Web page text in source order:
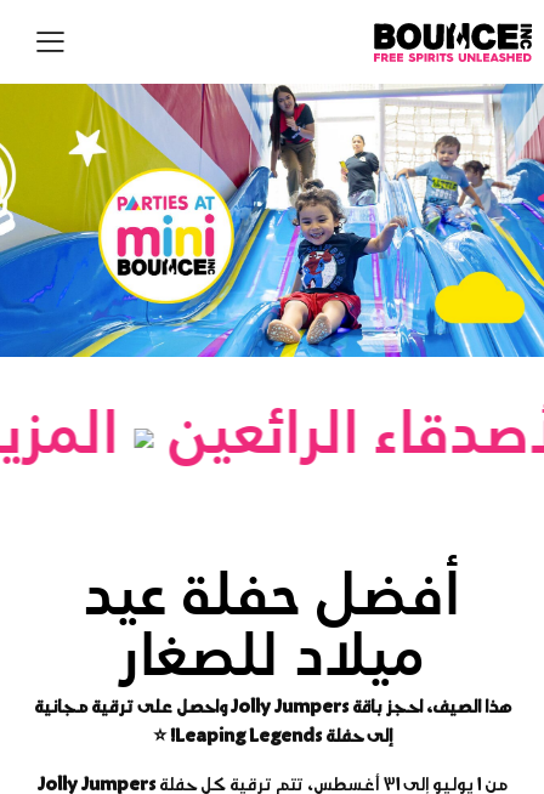
EN
الرائعين
أفضل حفلة عيد
ميلاد للصغار
هذا الصيف، احجز باقة Jolly Jumpers واحصل على ترقية مجانية
إلى حفلة Leaping Legends! ⭐
من ١ يوليو إلى ٣١ أغسطس، تتم ترقية كل حفلة
Jolly Jumpers